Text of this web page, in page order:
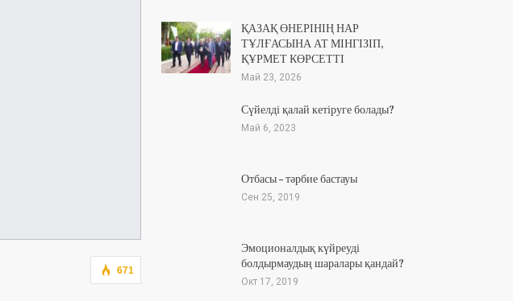
671
ҚАЗАҚ ӨНЕРІНІҢ НАР
ТҰЛҒАСЫНА АТ МІНГІЗІП,
ҚҰРМЕТ КӨРСЕТТІ
Май 23, 2026
Сүйелді қалай кетіруге болады?
Май 6, 2023
Отбасы – тәрбие бастауы
Сен 25, 2019
Эмоционалдық күйреуді
болдырмаудың шаралары қандай?
Окт 17, 2019